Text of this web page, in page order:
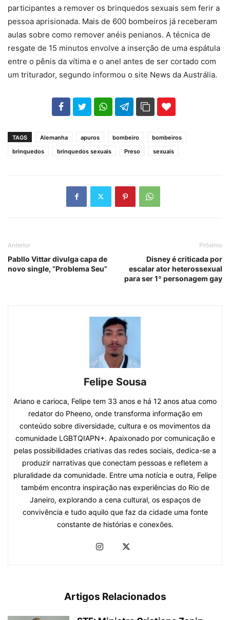
participantes a remover os brinquedos sexuais sem ferir a
pessoa aprisionada. Mais de 600 bombeiros já receberam
aulas sobre como remover anéis penianos. A técnica de
resgate de 15 minutos envolve a inserção de uma espátula
entre o pênis da vítima e o anel antes de ser cortado com
um triturador, segundo informou o site News da Austrália.
102 35
TAGS Alemanha apuros bombeiro
bombeiros
brinquedos
brinquedos sexuais Preso sexuais
Anterior
Pabllo Vittar divulga capa de
novo single, “Problema Seu”
Próximo
Disney é criticada por
escalar ator heterossexual
para ser 1º personagem gay
Felipe Sousa
Ariano e carioca, Felipe tem 33 anos e há 12 anos atua como
redator do Pheeno, onde transforma informação em
conteúdo sobre diversidade, cultura e os movimentos da
comunidade LGBTQIAPN+. Apaixonado por comunicação e
pelas possibilidades criativas das redes sociais, dedica-se a
produzir narrativas que conectam pessoas e refletem a
pluralidade da comunidade. Entre uma notícia e outra, Felipe
também encontra inspiração nas experiências do Rio de
Janeiro, explorando a cena cultural, os espaços de
convivência e tudo aquilo que faz da cidade uma fonte
constante de histórias e conexões.
Artigos Relacionados